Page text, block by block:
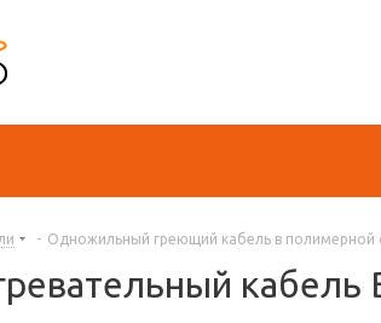
- Одножильный греющий кабель в полимерной
кабель